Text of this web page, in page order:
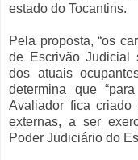
estado do Tocantins.
Pela proposta, “os
de Escrivão Judicial
dos atuais
determina que
Avaliador fica
externas, a ser
Poder Judiciário do